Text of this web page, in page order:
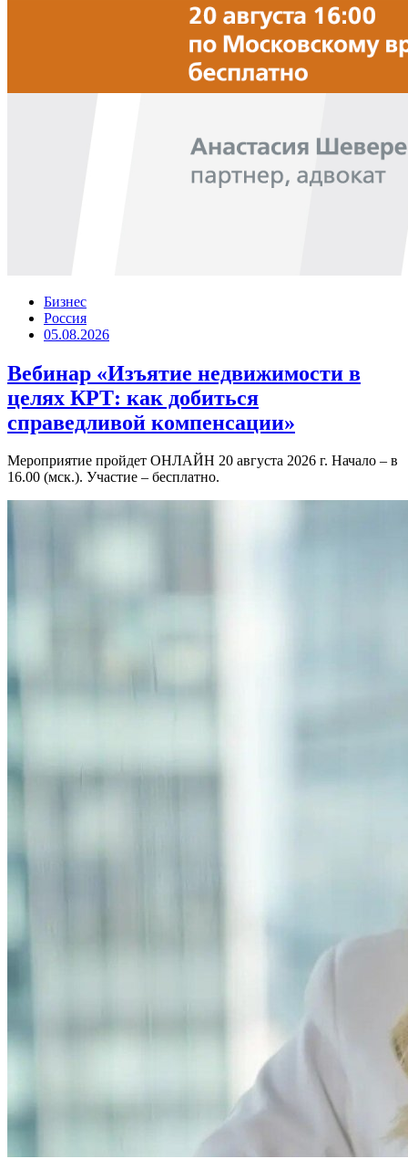
Бизнес
Россия
05.08.2026
Вебинар «Изъятие недвижимости в
целях КРТ: как добиться
справедливой компенсации»
Мероприятие пройдет ОНЛАЙН 20 августа 2026 г. Начало – в
16.00 (мск.). Участие – бесплатно.